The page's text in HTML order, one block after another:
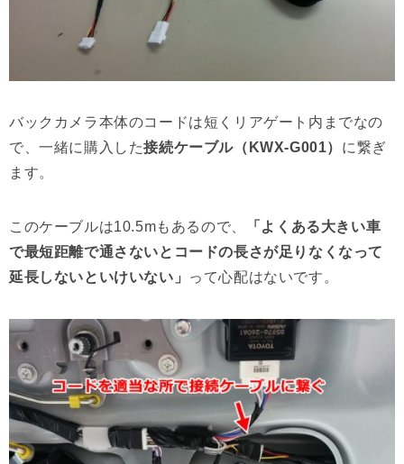
バックカメラ本体のコードは短くリアゲート内までなの
で、一緒に購入した接続ケーブル（KWX-G001） に繋ぎ
ます。
このケーブルは10.5mもあるので、
「よくある大きい車
で最短距離で通さないとコードの長さが足りなくなって
延長しないといけいない」
って心配はないです。